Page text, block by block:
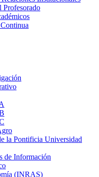
Profesorado
la Pontificia Universidad
de Información
(INRAS)